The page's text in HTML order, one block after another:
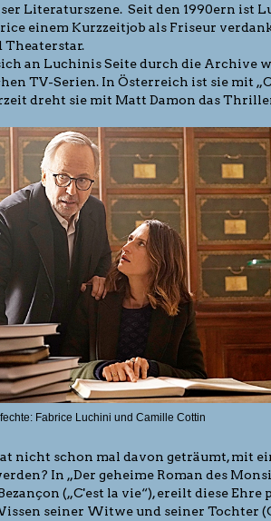
Literaturszene. Seit den 1990ern ist
einem Kurzzeitjob als Friseur
Theaterstar.
an Luchinis Seite durch die Archive
TV-Serien. In Österreich ist sie mit
dreht sie mit Matt Damon das
Fabrice Luchini und Camille Cottin
nicht schon mal davon geträumt, mit
In „Der geheime Roman des
(„C'est la vie“), ereilt diese
seiner Witwe und seiner Tochter